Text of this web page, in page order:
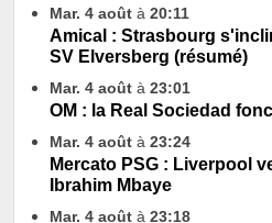
Mar. 4 août à 20:11
Amical : Strasbourg
SV Elversberg (résumé)
Mar. 4 août à 23:01
OM : la Real Sociedad
Mar. 4 août à 23:24
Mercato PSG : Liverpool
Ibrahim Mbaye
Mar. 4 août à 23:18